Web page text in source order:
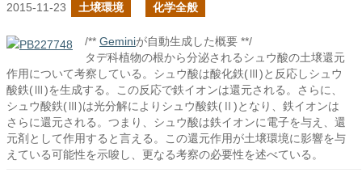
2015-11-23 土壌環境 化学全般
/** Geminiが自動生成した概要 **/
タデ科植物の根から分泌されるシュウ酸の土壌還元
作用について考察している。シュウ酸は酸化鉄(Ⅲ)と反応しシュウ
酸鉄(Ⅲ)を生成する。この反応で鉄イオンは還元される。さらに、
シュウ酸鉄(Ⅲ)は光分解によりシュウ酸鉄(Ⅱ)となり、鉄イオンは
さらに還元される。つまり、シュウ酸は鉄イオンに電子を与え、還
元剤として作用すると言える。この還元作用が土壌環境に影響を与
えている可能性を示唆し、更なる考察の必要性を述べている。